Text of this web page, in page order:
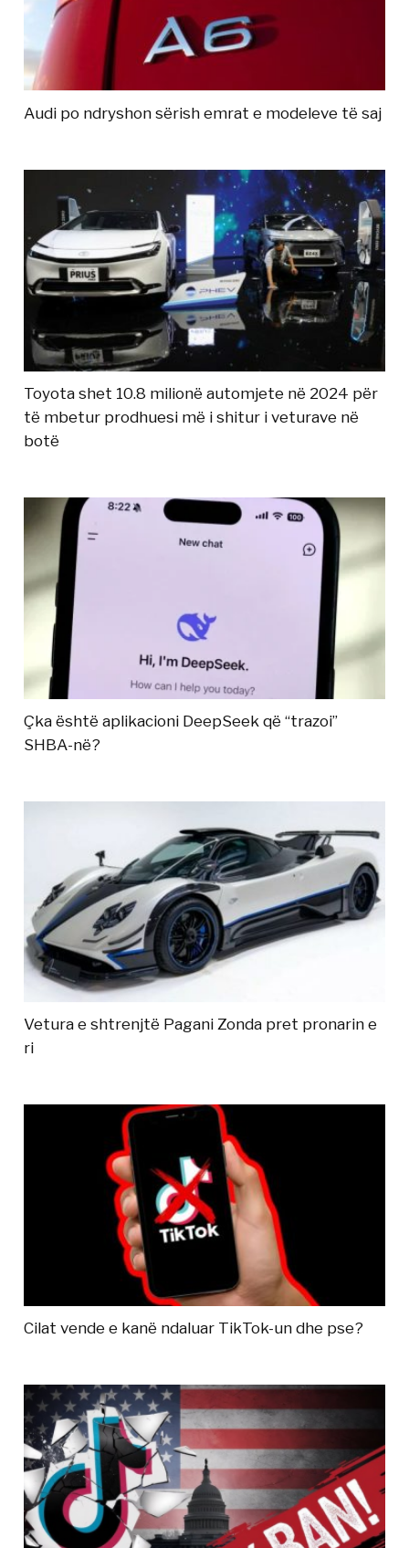
Audi po ndryshon sërish emrat e modeleve të saj
Toyota shet 10.8 milionë automjete në 2024 për
të mbetur prodhuesi më i shitur i veturave në
botë
Çka është aplikacioni DeepSeek që “trazoi”
SHBA-në?
Vetura e shtrenjtë Pagani Zonda pret pronarin e
ri
Cilat vende e kanë ndaluar TikTok-un dhe pse?